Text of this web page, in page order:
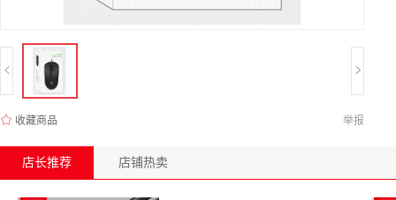
收藏商品 举报
店长推荐 店铺热卖